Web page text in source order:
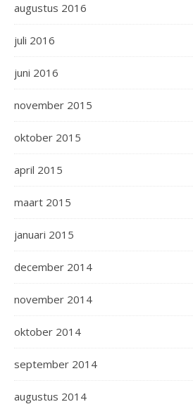
augustus 2016
juli 2016
juni 2016
november 2015
oktober 2015
april 2015
maart 2015
januari 2015
december 2014
november 2014
oktober 2014
september 2014
augustus 2014